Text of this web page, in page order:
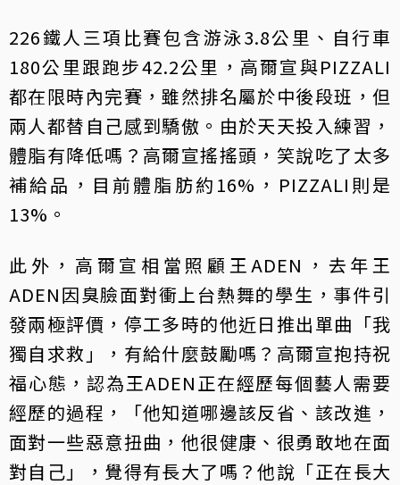
226鐵人三項比賽包含游泳3.8公里、自行車
180公里跟跑步42.2公里，高爾宣與PIZZALI
都在限時內完賽，雖然排名屬於中後段班，但
兩人都替自己感到驕傲。由於天天投入練習，
體脂有降低嗎？高爾宣搖搖頭，笑說吃了太多
補給品，目前體脂肪約16%，PIZZALI則是
13%。
此外，高爾宣相當照顧王ADEN，去年王
ADEN因臭臉面對衝上台熱舞的學生，事件引
發兩極評價，停工多時的他近日推出單曲「我
獨自求救」，有給什麼鼓勵嗎？高爾宣抱持祝
福心態，認為王ADEN正在經歷每個藝人需要
經歷的過程，「他知道哪邊該反省、該改進，
面對一些惡意扭曲，他很健康、很勇敢地在面
對自己」，覺得有長大了嗎？他說「正在長大